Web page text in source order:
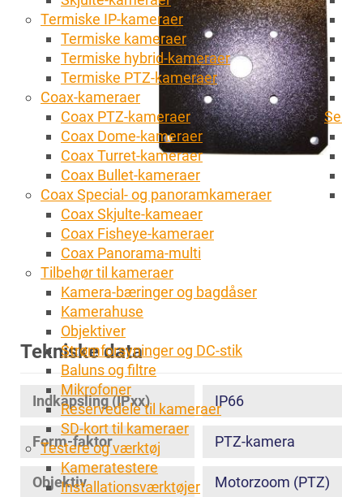
Termiske IP-kameraer
Termiske kameraer
Termiske hybrid-kameraer
Termiske PTZ-kameraer
Coax-kameraer
Coax PTZ-kameraer
Coax Dome-kameraer
Coax Turret-kameraer
Coax Bullet-kameraer
Coax Special- og panoramkameraer
Coax Skjulte-kameaer
Coax Fisheye-kameraer
Coax Panorama-multi
Tilbehør til kameraer
Kamera-bæringer og bagdåser
Kamerahuse
Objektiver
Strømforsyninger og DC-stik
Baluns og filtre
Mikrofoner
Reservedele til kameraer
SD-kort til kameraer
Testere og værktøj
Kameratestere
Installationsværktøjer
Tekniske data
Indkapsling (IPxx) IP66
Form-faktor PTZ-kamera
Objektiv Motorzoom (PTZ)